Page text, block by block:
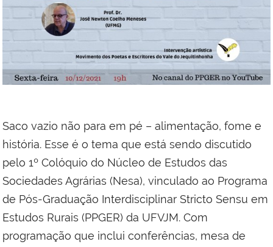
Saco vazio não para em pé – alimentação, fome e
história. Esse é o tema que está sendo discutido
pelo 1º Colóquio do Núcleo de Estudos das
Sociedades Agrárias (Nesa), vinculado ao Programa
de Pós-Graduação Interdisciplinar Stricto Sensu em
Estudos Rurais (PPGER) da UFVJM. Com
programação que inclui conferências, mesa de